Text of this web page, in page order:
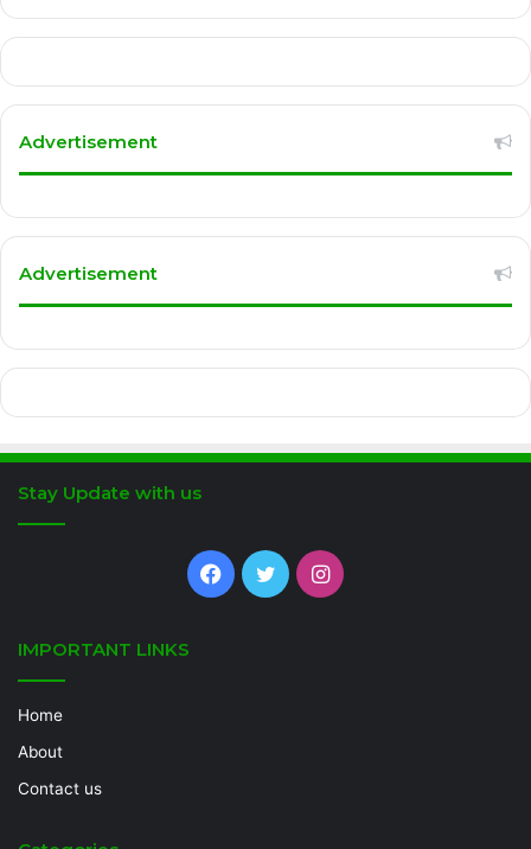
Advertisement
Advertisement
Stay Update with us
Facebook
TwitterInstagram
IMPORTANT LINKS
Home
About
Contact us